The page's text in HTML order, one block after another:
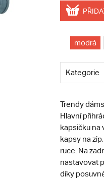
modrá
Kategorie
Trendy
Hlavní
kapsičku na
kapsy na
ruce. Na
nastavovat
díky